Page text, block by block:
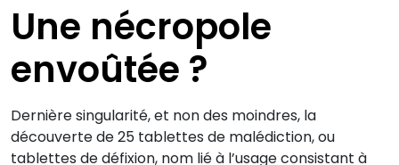
Une nécropole
envoûtée ?
Dernière singularité, et non des moindres, la
découverte de 25 tablettes de malédiction, ou
tablettes de défixion, nom lié à l’usage consistant à